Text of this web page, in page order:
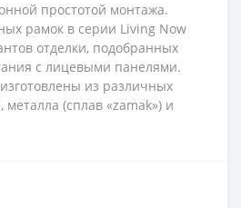
простотой монтажа.
рамок в серии Living Now
отделки, подобранных
с лицевыми панелями.
из различных
металла (сплав «zamak») и